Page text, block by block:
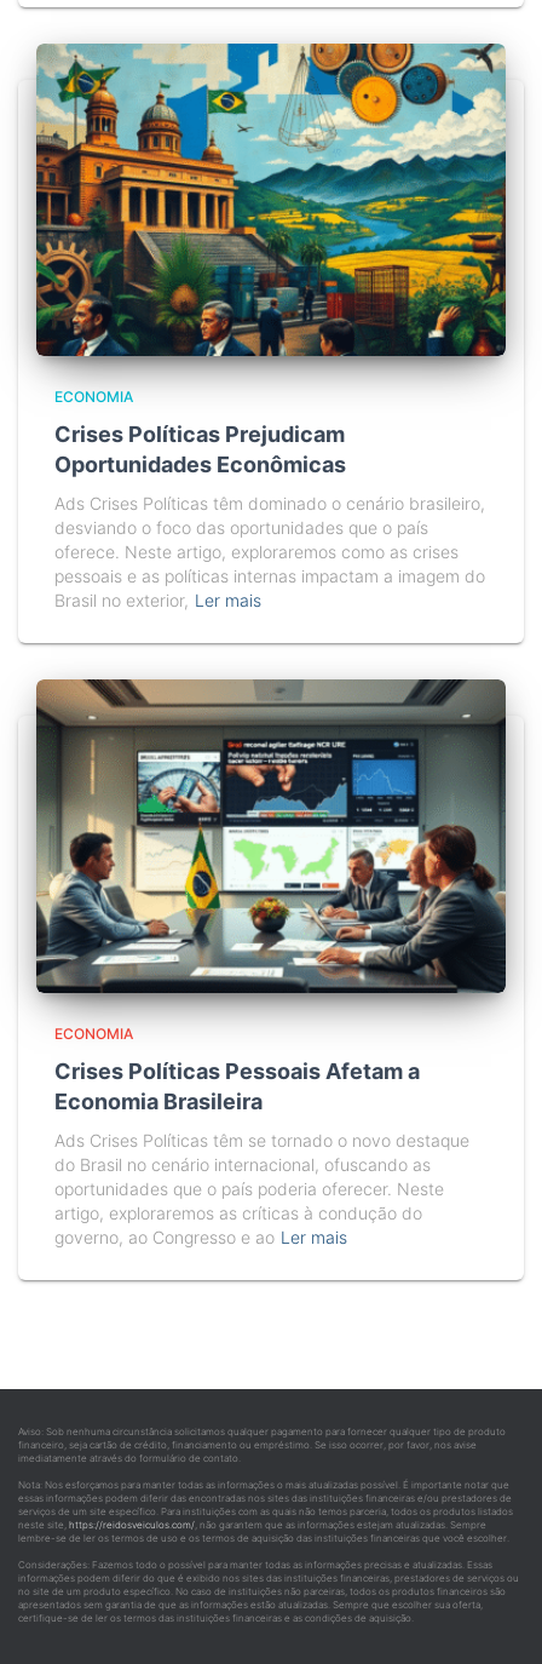
ECONOMIA
Crises Políticas Prejudicam
Oportunidades Econômicas
Ads Crises Políticas têm dominado o cenário brasileiro,
desviando o foco das oportunidades que o país
oferece. Neste artigo, exploraremos como as crises
pessoais e as políticas internas impactam a imagem do
Brasil no exterior, Ler mais
ECONOMIA
Crises Políticas Pessoais Afetam a
Economia Brasileira
Ads Crises Políticas têm se tornado o novo destaque
do Brasil no cenário internacional, ofuscando as
oportunidades que o país poderia oferecer. Neste
artigo, exploraremos as críticas à condução do
governo, ao Congresso e ao Ler mais
Aviso: Sob nenhuma circunstância solicitamos qualquer pagamento para fornecer qualquer tipo de produto
financeiro, seja cartão de crédito, financiamento ou empréstimo. Se isso ocorrer, por favor, nos avise
imediatamente através do formulário de contato.
Nota: Nos esforçamos para manter todas as informações o mais atualizadas possível. É importante notar que
essas informações podem diferir das encontradas nos sites das instituições financeiras e/ou prestadores de
serviços de um site específico. Para instituições com as quais não temos parceria, todos os produtos listados
neste site, https://reidosveiculos.com/, não garantem que as informações estejam atualizadas. Sempre
lembre-se de ler os termos de uso e os termos de aquisição das instituições financeiras que você escolher.
Considerações: Fazemos todo o possível para manter todas as informações precisas e atualizadas. Essas
informações podem diferir do que é exibido nos sites das instituições financeiras, prestadores de serviços ou
no site de um produto específico. No caso de instituições não parceiras, todos os produtos financeiros são
apresentados sem garantia de que as informações estão atualizadas. Sempre que escolher sua oferta,
certifique-se de ler os termos das instituições financeiras e as condições de aquisição.